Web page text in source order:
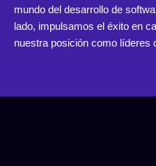
mundo del desarrollo de
lado, impulsamos el éxito en
nuestra posición como líderes